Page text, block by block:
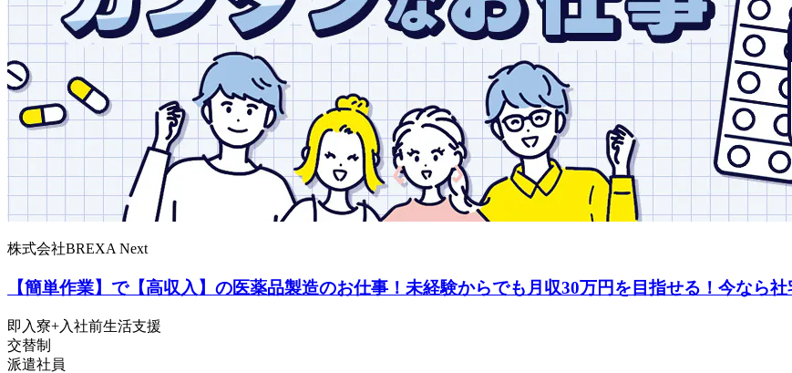
株式会社BREXA Next
【簡単作業】で【高収入】の医薬品製造のお仕事！未経験からでも月収30万円を目指せる！今なら
即入寮+入社前生活支援
交替制
派遣社員